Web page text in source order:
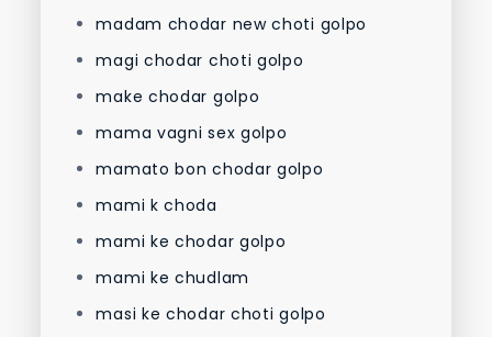
madam chodar new choti golpo
magi chodar choti golpo
make chodar golpo
mama vagni sex golpo
mamato bon chodar golpo
mami k choda
mami ke chodar golpo
mami ke chudlam
masi ke chodar choti golpo